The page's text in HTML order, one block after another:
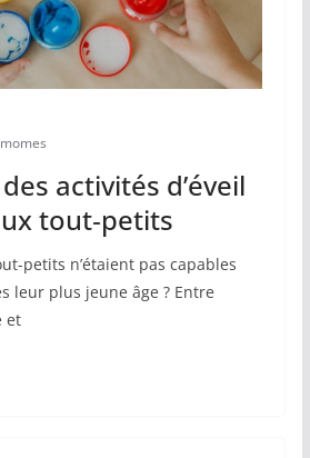
activités d’éveil
tout‐petits
petits n’étaient pas capables
leur plus jeune âge ? Entre
et